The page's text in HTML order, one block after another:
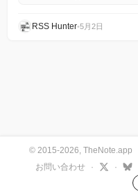
RSS Hunter•5月2日
© 2015-2026, TheNote.app
お問い合わせ
· ·